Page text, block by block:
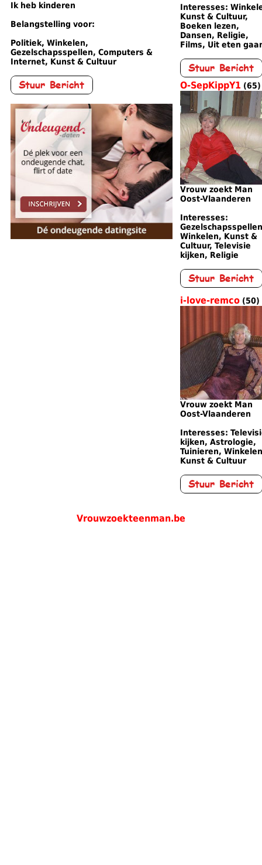
Ik heb kinderen
Belangstelling voor:
Politiek, Winkelen,
Gezelschapsspellen, Computers &
Internet, Kunst & Cultuur
Interesses:
Kunst & Cultuur,
Boeken lezen,
Dansen, Religie,
Films, Uit eten
O-SepKippY1 (65)
Vrouw zoekt Man
Oost-Vlaanderen
Interesses:
Winkelen, Kunst &
Cultuur, Televisie
kijken, Religie
i-love-remco (50)
Vrouw zoekt Man
Oost-Vlaanderen
Interesses:
kijken, Astrologie,
Tuinieren,
Kunst & Cultuur
Vrouwzoekteenman.be